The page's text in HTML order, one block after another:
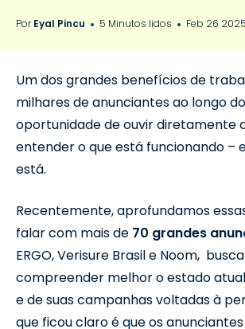
PorEyal Pincu 5 Minutos lidos Feb 26 2025
Um dos grandes benefícios de
milhares de anunciantes ao longo
oportunidade de ouvir diretamente
entender o que está funcionando –
está.
Recentemente, aprofundamos
falar com mais de 70 grandes
ERGO, Verisure Brasil e Noom,
compreender melhor o estado
e de suas campanhas voltadas à
que ficou claro é que os